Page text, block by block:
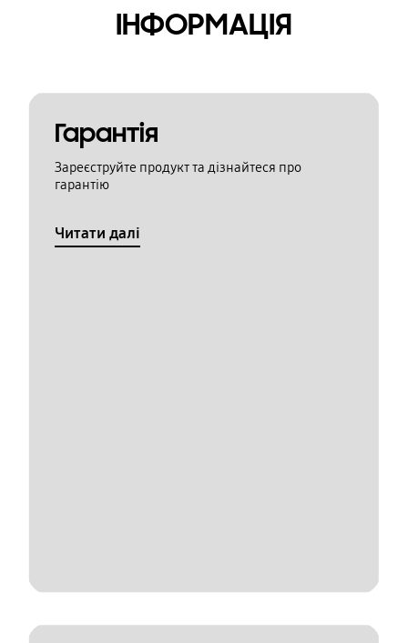
ІНФОРМАЦІЯ
Гарантія
Зареєструйте продукт та дізнайтеся про
гарантію
Читати далі